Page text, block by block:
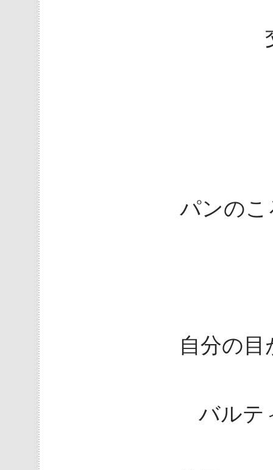
パンのこ
自分の
バルテ